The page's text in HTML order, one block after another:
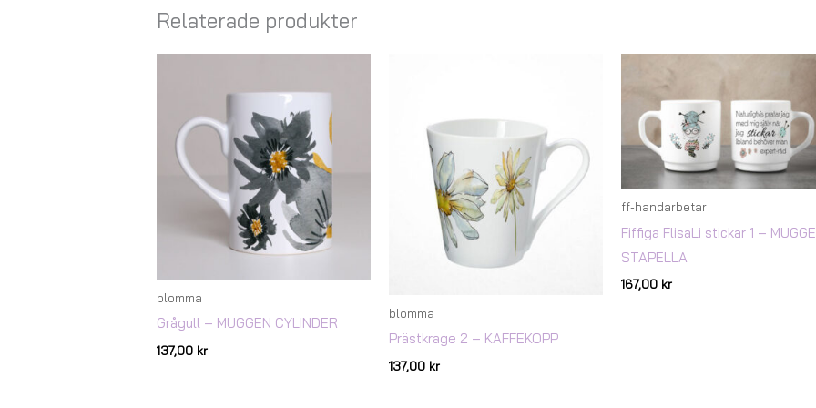
Relaterade produkter
blomma
Grågull – MUGGEN CYLINDER
137,00 kr
blomma
Prästkrage 2 – KAFFEKOPP
137,00 kr
ff-handarbetar
Fiffiga FlisaLi stickar 1 –
STAPELLA
167,00 kr